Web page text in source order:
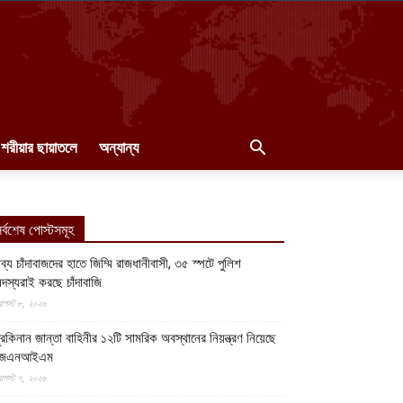
শরীয়ার ছায়াতলে অন্যান্য
পোস্টসমূহ
চাঁদাবাজদের হাতে জিম্মি রাজধানীবাসী, ৩৫ স্পটে পুলিশ
করছে চাঁদাবাজি
৮, ২০২৬
জান্তা বাহিনীর ১২টি সামরিক অবস্থানের নিয়ন্ত্রণ নিয়েছে
৭, ২০২৬